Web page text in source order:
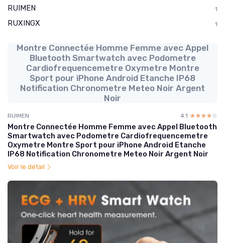
RUIMEN 1
RUXINGX 1
Montre Connectée Homme Femme avec Appel
Bluetooth Smartwatch avec Podometre
Cardiofrequencemetre Oxymetre Montre
Sport pour iPhone Android Etanche IP68
Notification Chronometre Meteo Noir Argent
Noir
RUIMEN 4.1 ☆☆☆☆☆
★★★★★
Montre Connectée Homme Femme avec Appel Bluetooth
Smartwatch avec Podometre Cardiofrequencemetre
Oxymetre Montre Sport pour iPhone Android Etanche
IP68 Notification Chronometre Meteo Noir Argent Noir
Voir le détail